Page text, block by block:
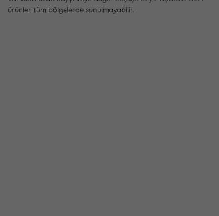
ürünler tüm bölgelerde sunulmayabilir.